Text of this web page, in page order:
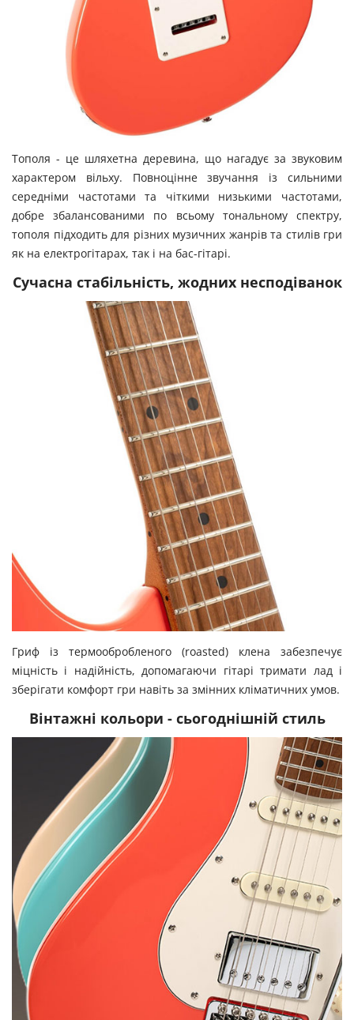
Тополя - це шляхетна деревина, що нагадує за звуковим
характером вільху. Повноцінне звучання із сильними
середніми частотами та чіткими низькими частотами,
добре збалансованими по всьому тональному спектру,
тополя підходить для різних музичних жанрів та стилів гри
як на електрогітарах, так і на бас-гітарі.
Сучасна стабільність, жодних несподіванок
Гриф із термообробленого (roasted) клена забезпечує
міцність і надійність, допомагаючи гітарі тримати лад і
зберігати комфорт гри навіть за змінних кліматичних умов.
Вінтажні кольори - сьогоднішній стиль